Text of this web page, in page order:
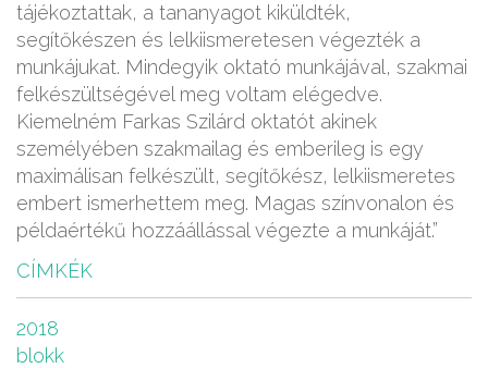
tájékoztattak, a tananyagot kiküldték,
segítőkészen és lelkiismeretesen végezték a
munkájukat. Mindegyik oktató munkájával, szakmai
felkészültségével meg voltam elégedve.
Kiemelném Farkas Szilárd oktatót akinek
személyében szakmailag és emberileg is egy
maximálisan felkészült, segítőkész, lelkiismeretes
embert ismerhettem meg. Magas színvonalon és
példaértékű hozzáállással végezte a munkáját.”
CÍMKÉK
2018
blokk